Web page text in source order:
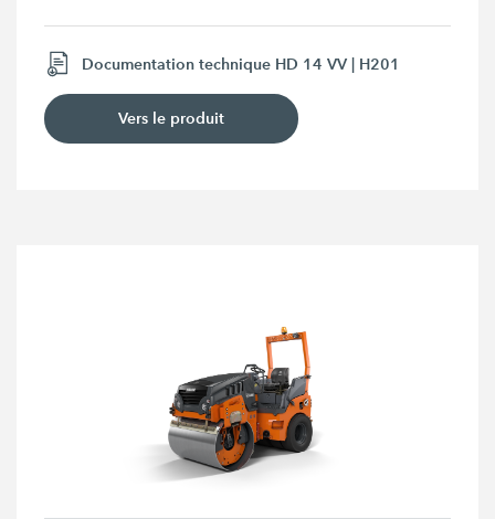
Documentation technique HD 14 VV | H201
Vers le produit